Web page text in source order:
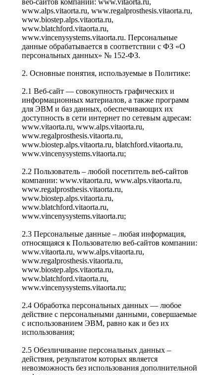
веб-сайтов компании: www.vitaorta.ru,
www.alps.vitaorta.ru, www.regalprosthesis.vitaorta.ru,
www.biostep.alps.vitaorta.ru,
www.blatchford.vitaorta.ru,
www.vincenysystems.vitaorta.ru. Персональные
данные обрабатывается в соответствии с ФЗ «О
персональных данных» № 152-ФЗ.
2. Основные понятия, используемые в Политике:
2.1 Веб-сайт — совокупность графических и
информационных материалов, а также программ
для ЭВМ и баз данных, обеспечивающих их
доступность в сети интернет по сетевым адресам:
www.vitaorta.ru, www.alps.vitaorta.ru,
www.regalprosthesis.vitaorta.ru,
www.biostep.alps.vitaorta.ru, blatchford.vitaorta.ru,
www.vincenysystems.vitaorta.ru;
2.2 Пользователь – любой посетитель веб-сайтов
компании: www.vitaorta.ru, www.alps.vitaorta.ru,
www.regalprosthesis.vitaorta.ru,
www.biostep.alps.vitaorta.ru,
www.blatchford.vitaorta.ru,
www.vincenysystems.vitaorta.ru;
2.3 Персональные данные – любая информация,
относящаяся к Пользователю веб-сайтов компании:
www.vitaorta.ru, www.alps.vitaorta.ru,
www.regalprosthesis.vitaorta.ru,
www.biostep.alps.vitaorta.ru,
www.blatchford.vitaorta.ru,
www.vincenysystems.vitaorta.ru;
2.4 Обработка персональных данных — любое
действие с персональными данными, совершаемые
с использованием ЭВМ, равно как и без их
использования;
2.5 Обезличивание персональных данных –
действия, результатом которых является
невозможность без использования дополнительной